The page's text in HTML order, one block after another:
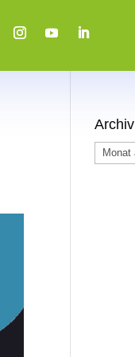
Archiv
Archiv